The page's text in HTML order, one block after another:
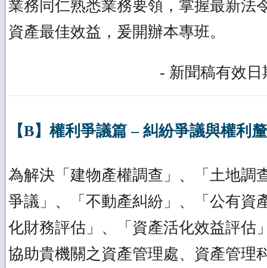
業務同仁熟悉業務要領，掌握最新法
資產最佳效益，爰開辦本專班。
- 新聞稿有效日
【B】權利爭議篇 – 糾紛爭議與權利
為解決「建物產權調查」、「土地調
爭議」、「不動產糾紛」、「公有資
化財務評估」、「資產活化效益評估
協助貴機關之資產管理處、資產管理